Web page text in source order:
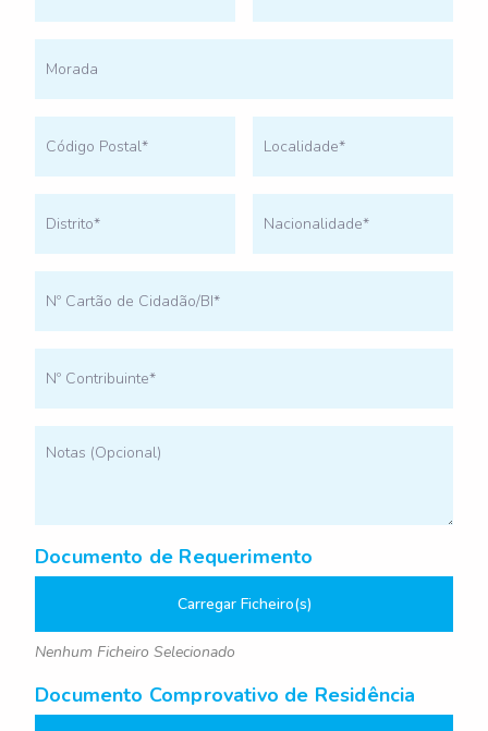
Documento de Requerimento
Carregar Ficheiro(s)
Nenhum Ficheiro Selecionado
Documento Comprovativo de Residência